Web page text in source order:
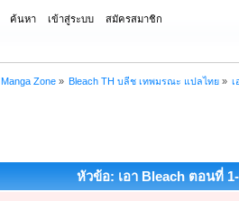
ค้นหา เข้าสู่ระบบ สมัครสมาชิก
Manga Zone» Bleach TH บลีช เทพมรณะ แปลไทย» เ
หัวข้อ: เอา Bleach ตอนที่